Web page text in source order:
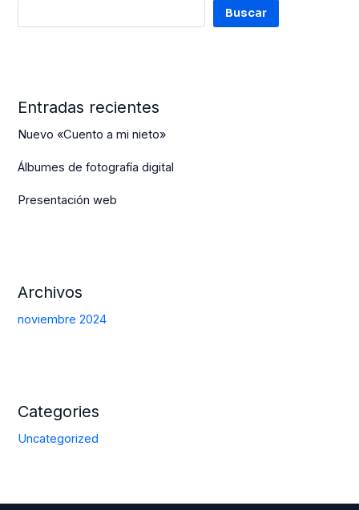
Buscar
Entradas recientes
Nuevo «Cuento a mi nieto»
Álbumes de fotografía digital
Presentación web
Archivos
noviembre 2024
Categories
Uncategorized